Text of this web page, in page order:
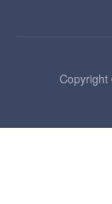
Copyright